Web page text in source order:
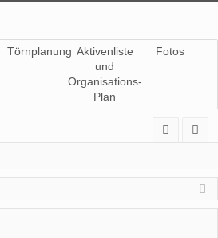
Törnplanung Aktivenliste
und
Organisations-
Plan
Fotos
m
el
ist
rie